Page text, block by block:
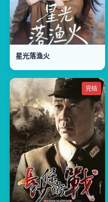
星光落渔火
完结